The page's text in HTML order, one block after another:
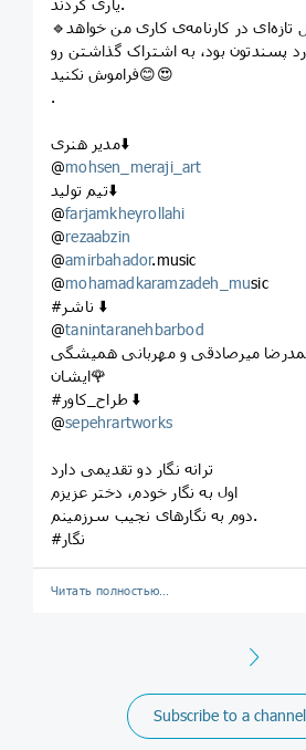
🔹️این آهنگ آغاز فصل تازه‌‌ای در کارنامه‌ی کاری من خواهد
پسندتون بود، به اشتراک گذاشتن رو
فراموش نکنید😊😍
.
مدیر هنری⬇️
@mohsen_meraji_art
تیم تولید⬇️
@farjamkheyrollahi
@rezaabzin
@amirbahador.music
@mohamadkaramzadeh_music
#ناشر ⬇️
@tanintaranehbarbod
میرصادقی و مهربانی همیشگی
ایشان🌹
#طراح_کاور ⬇️
@sepehrartworks
ترانه نگار دو تقدیمی دارد
اول به نگار خودم، دختر عزیزم
دوم به نگارهای نجیب سرزمینم.
#نگار
Читать полностью…
Next
Subscribe to a channel